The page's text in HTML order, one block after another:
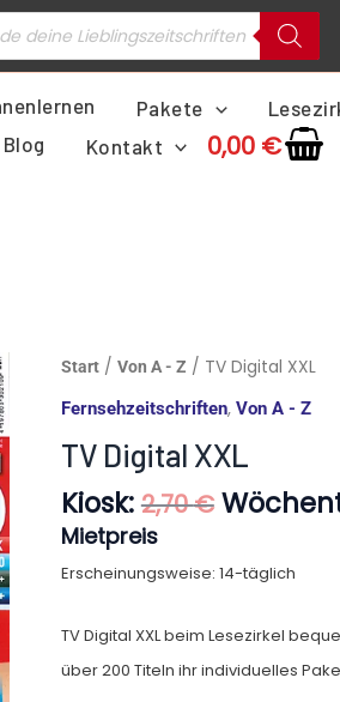
Pakete
Blog Kontakt 0,00 €
Start/ Von A - Z / TV Digital XXL
Fernsehzeitschriften, Von A - Z
TV Digital XXL
Kiosk: 2,70€
Preis
war:
2,70 €
Mietpreis
Erscheinungsweise: 14-täglich
TV Digital XXL beim Lesezirkel
über 200 Titeln ihr individuelles
TV
XXL
Menge